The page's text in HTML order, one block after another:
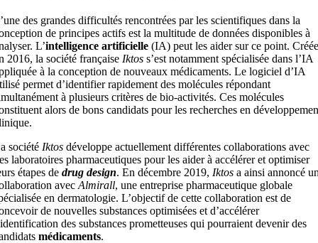
des grandes difficultés rencontrées par les scientifiques dans la
de principes actifs est la multitude de données disponibles à
L’intelligence artificielle(IA) peut les aider sur ce point. Créée
2016, la société française Iktoss’est notamment spécialisée dans l’IA
à la conception de nouveaux médicaments. Le logiciel d’IA
permet d’identifier rapidement des molécules répondant
à plusieurs critères de bio-activités. Ces molécules
alors de bons candidats pour les recherches en
société Iktosdéveloppe actuellement différentes collaborations avec
laboratoires pharmaceutiques pour les aider à accélérer et optimiser
étapes de drug design. En décembre 2019, Iktos a ainsi annoncé
avec Almirall, une entreprise pharmaceutique globale
en dermatologie. L’objectif de cette collaboration est de
de nouvelles substances optimisées et d’accélérer
des substances prometteuses qui pourraient devenir des
médicaments.